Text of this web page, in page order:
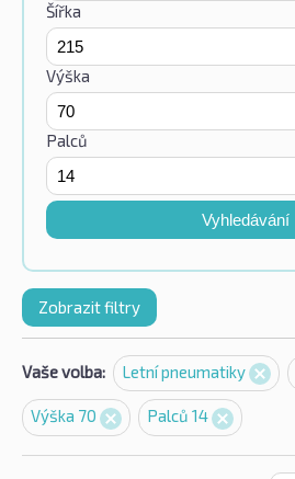
Šířka
Výška
Palců
Vyhledávání
Zobrazit filtry
Vaše volba: Letní pneumatiky
Výška 70 Palců 14